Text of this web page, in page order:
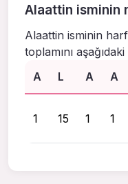
Alaattin isminin
Alaattin isminin
toplamını
A
L A A
1 15 1 1